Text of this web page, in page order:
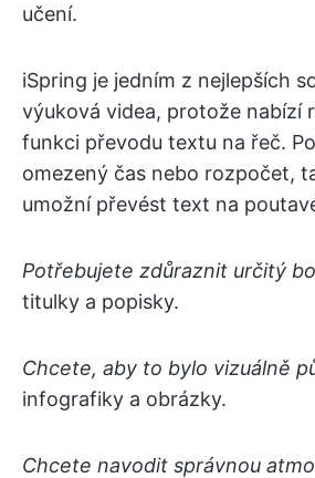
učení.
iSpring je jedním z nejlepších
výuková videa, protože nabízí
funkci převodu textu na řeč.
omezený čas nebo rozpočet,
umožní převést text na
Potřebujete zdůraznit určitý
titulky a popisky.
Chcete, aby to bylo vizuálně
infografiky a obrázky.
Chcete navodit správnou